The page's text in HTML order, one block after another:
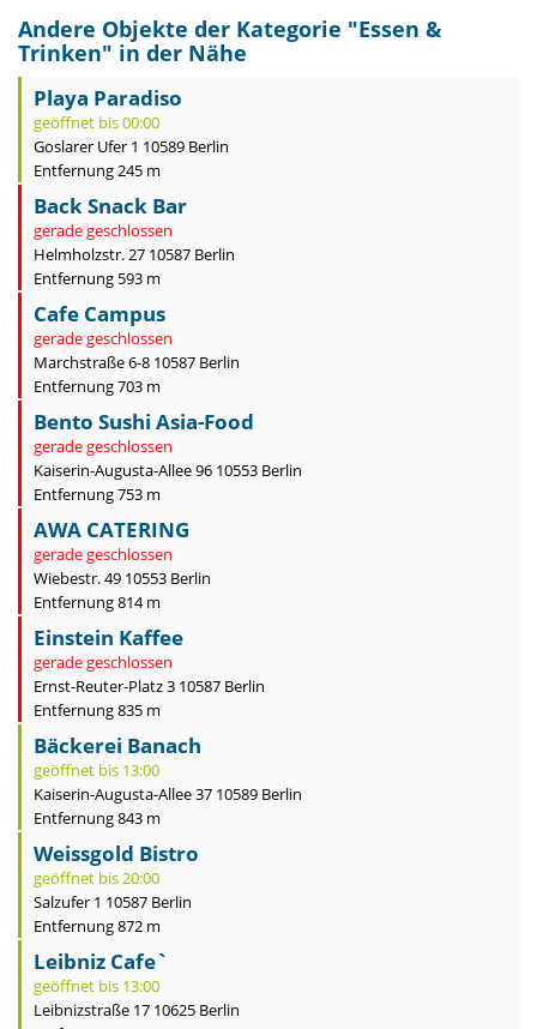
Andere Objekte der Kategorie "Essen &
Trinken" in der Nähe
Playa Paradiso
geöffnet bis 00:00
Goslarer Ufer 1 10589 Berlin
Entfernung 245 m
Back Snack Bar
gerade geschlossen
Helmholzstr. 27 10587 Berlin
Entfernung 593 m
Cafe Campus
gerade geschlossen
Marchstraße 6-8 10587 Berlin
Entfernung 703 m
Bento Sushi Asia-Food
gerade geschlossen
Kaiserin-Augusta-Allee 96 10553 Berlin
Entfernung 753 m
AWA CATERING
gerade geschlossen
Wiebestr. 49 10553 Berlin
Entfernung 814 m
Einstein Kaffee
gerade geschlossen
Ernst-Reuter-Platz 3 10587 Berlin
Entfernung 835 m
Bäckerei Banach
geöffnet bis 13:00
Kaiserin-Augusta-Allee 37 10589 Berlin
Entfernung 843 m
Weissgold Bistro
geöffnet bis 20:00
Salzufer 1 10587 Berlin
Entfernung 872 m
Leibniz Cafe`
geöffnet bis 13:00
Leibnizstraße 17 10625 Berlin